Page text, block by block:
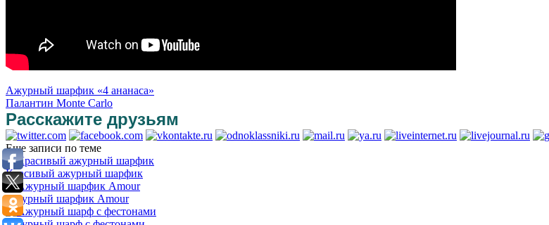
Ажурный шарфик «4 ананаса»
Палантин Monte Carlo
Расскажите друзьям
Еще записи по теме
Красивый ажурный шарфик
Ажурный шарфик Amour